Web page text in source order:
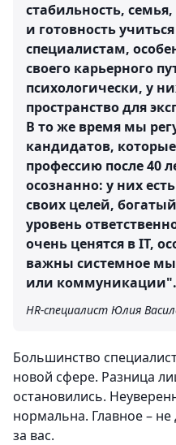
стабильность,
и готовность
специалистам,
своего карьерного
психологически, у
пространство для
В то же время мы
кандидатов,
профессию после 40
осознанно: у них
своих целей,
уровень
очень ценятся в IT,
важны системное
или коммуникации".
HR-специалист Юлия
Большинство
новой сфере. Разница
остановились.
нормальна. Главное –
за вас.